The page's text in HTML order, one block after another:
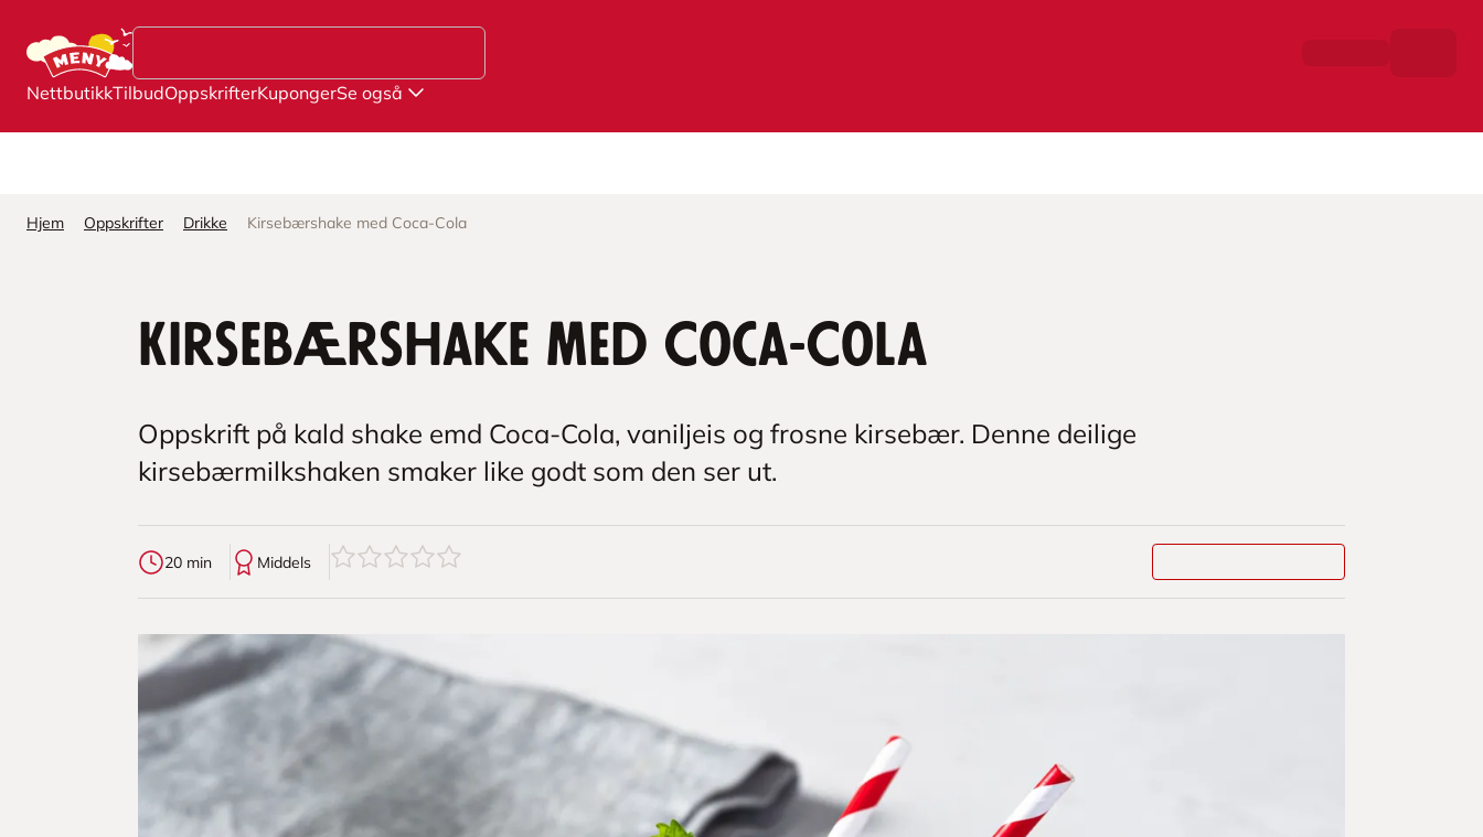
NettbutikkTilbudOppskrifterKupongerSe også
Hjem Oppskrifter Drikke Kirsebærshake med Coca-Cola
Kirsebærshake med Coca-Cola
Oppskrift på kald shake emd Coca-Cola, vaniljeis og frosne kirsebær. Denne deilige
kirsebærmilkshaken smaker like godt som den ser ut.
20 min Middels 0av5stjerner